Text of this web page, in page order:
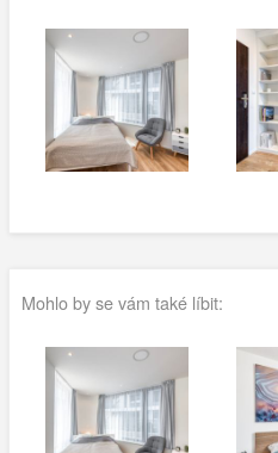
Mohlo by se vám také líbit: